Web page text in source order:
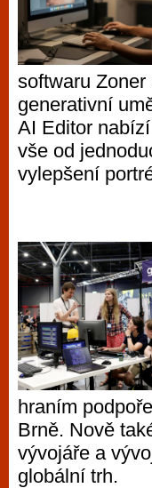
softwaru
generativní
AI Editor
vše od
vylepšení
hraním
Brně. Nově
vývojáře a
globální trh.